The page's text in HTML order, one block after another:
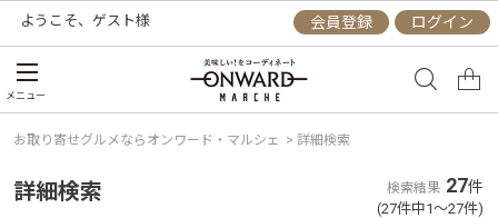
ようこそ、 ゲスト様 会員登録 ログイン
メニュー
お取り寄せグルメならオンワード・マルシェ > 詳細検索
詳細検索 検索結果 27件
(27件中1～27件)